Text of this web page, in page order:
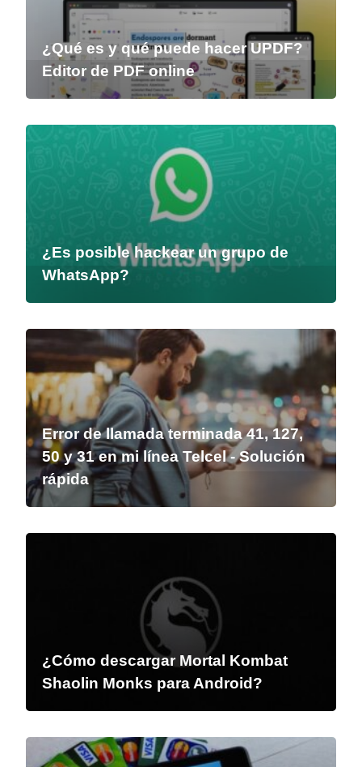
¿Qué es y qué puede hacer UPDF?
Editor de PDF online
¿Es posible hackear un grupo de
WhatsApp?
Error de llamada terminada 41, 127,
50 y 31 en mi línea Telcel - Solución
rápida
¿Cómo descargar Mortal Kombat
Shaolin Monks para Android?